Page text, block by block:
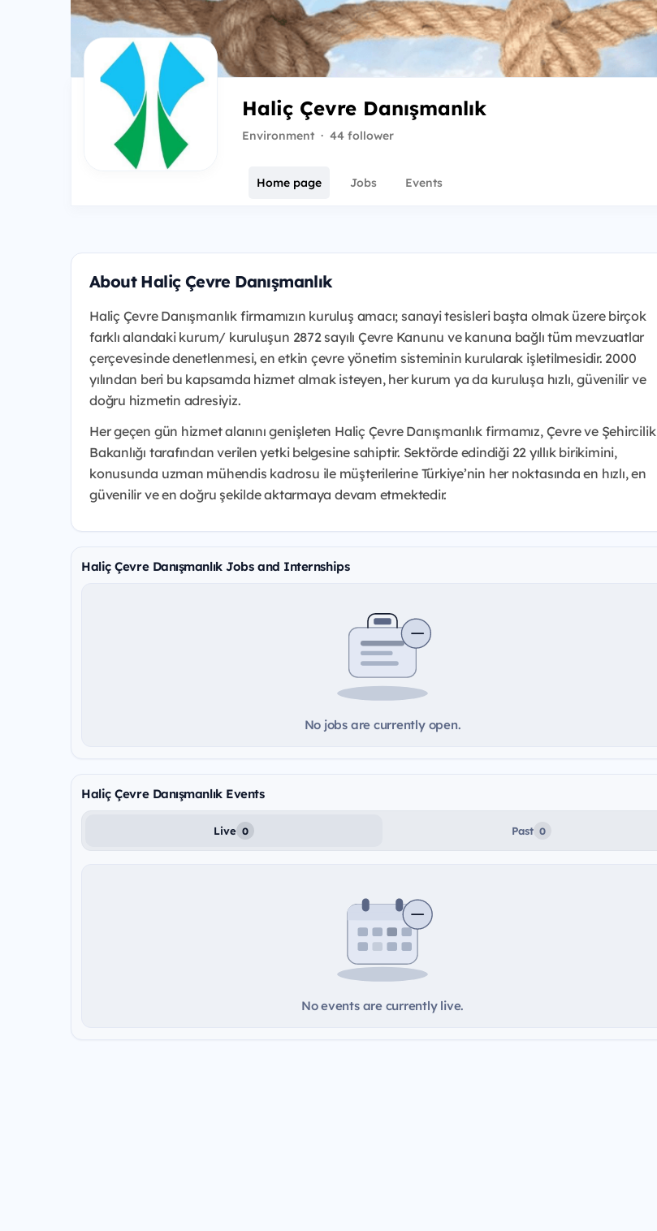
Haliç Çevre Danışmanlık
Environment · 44 follower
Home page Jobs Events
About Haliç Çevre Danışmanlık
Haliç Çevre Danışmanlık firmamızın kuruluş amacı; sanayi tesisleri başta olmak üzere birçok
farklı alandaki kurum/ kuruluşun 2872 sayılı Çevre Kanunu ve kanuna bağlı tüm mevzuatlar
çerçevesinde denetlenmesi, en etkin çevre yönetim sisteminin kurularak işletilmesidir. 2000
yılından beri bu kapsamda hizmet almak isteyen, her kurum ya da kuruluşa hızlı, güvenilir ve
doğru hizmetin adresiyiz.
Her geçen gün hizmet alanını genişleten Haliç Çevre Danışmanlık firmamız, Çevre ve Şehircilik
Bakanlığı tarafından verilen yetki belgesine sahiptir. Sektörde edindiği 22 yıllık birikimini,
konusunda uzman mühendis kadrosu ile müşterilerine Türkiye’nin her noktasında en hızlı, en
güvenilir ve en doğru şekilde aktarmaya devam etmektedir.
Haliç Çevre Danışmanlık Jobs and Internships
No jobs are currently open.
Haliç Çevre Danışmanlık Events
Live 0 Past 0
No events are currently live.